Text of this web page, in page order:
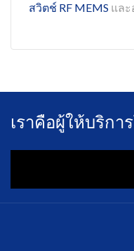
สวิตช์ RF MEMS และ
เราคือผู้ให้บริก